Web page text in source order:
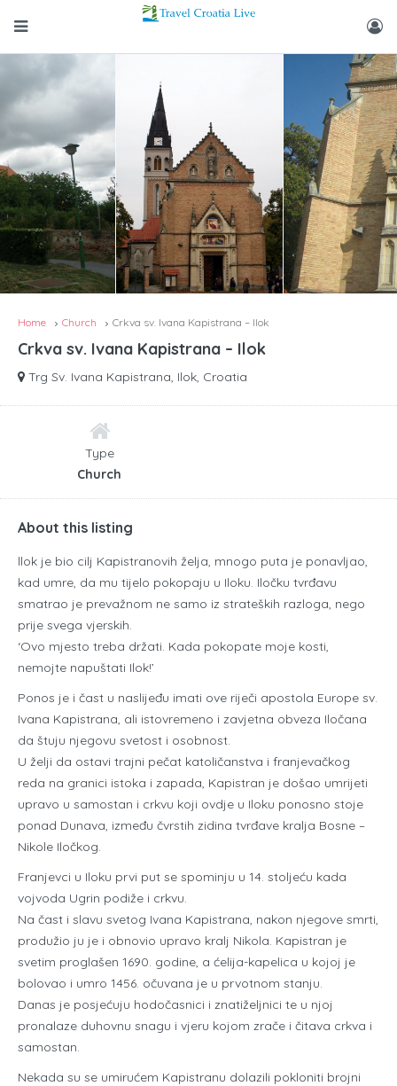
Home Church Crkva sv. Ivana Kapistrana – Ilok
Crkva sv. Ivana Kapistrana – Ilok
Trg Sv. Ivana Kapistrana, Ilok, Croatia
Type
Church
About this listing
llok je bio cilj Kapistranovih želja, mnogo puta je ponavljao,
kad umre, da mu tijelo pokopaju u Iloku. Iločku tvrđavu
smatrao je prevažnom ne samo iz strateških razloga, nego
prije svega vjerskih.
‘Ovo mjesto treba držati. Kada pokopate moje kosti,
nemojte napuštati Ilok!’
Ponos je i čast u naslijeđu imati ove riječi apostola Europe sv.
Ivana Kapistrana, ali istovremeno i zavjetna obveza Iločana
da štuju njegovu svetost i osobnost.
U želji da ostavi trajni pečat katoličanstva i franjevačkog
reda na granici istoka i zapada, Kapistran je došao umrijeti
upravo u samostan i crkvu koji ovdje u Iloku ponosno stoje
ponad Dunava, između čvrstih zidina tvrđave kralja Bosne –
Nikole Iločkog.
Franjevci u Iloku prvi put se spominju u 14. stoljeću kada
vojvoda Ugrin podiže i crkvu.
Na čast i slavu svetog Ivana Kapistrana, nakon njegove smrti,
produžio ju je i obnovio upravo kralj Nikola. Kapistran je
svetim proglašen 1690. godine, a ćelija-kapelica u kojoj je
bolovao i umro 1456. očuvana je u prvotnom stanju.
Danas je posjećuju hodočasnici i znatiželjnici te u njoj
pronalaze duhovnu snagu i vjeru kojom zrače i čitava crkva i
samostan.
Nekada su se umirućem Kapistranu dolazili pokloniti brojni